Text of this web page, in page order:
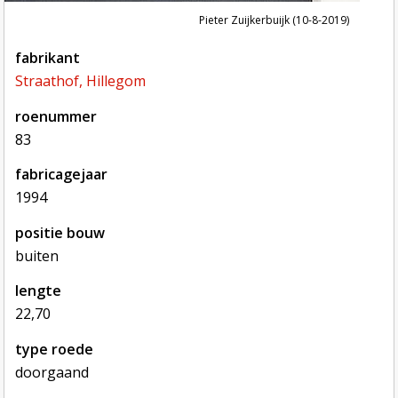
Pieter Zuijkerbuijk (10-8-2019)
fabrikant
Straathof, Hillegom
roenummer
83
fabricagejaar
1994
positie bouw
buiten
lengte
22,70
type roede
doorgaand